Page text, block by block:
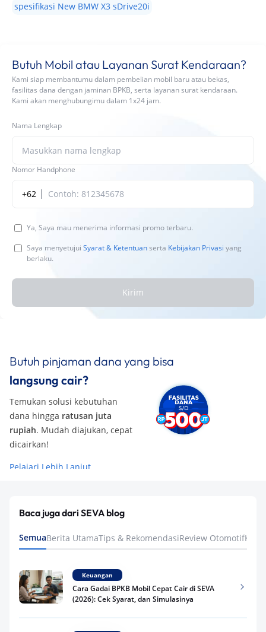
spesifikasi New BMW X3 sDrive20i
Butuh Mobil atau Layanan Surat Kendaraan?
Kami siap membantumu dalam pembelian mobil baru atau bekas,
fasilitas dana dengan jaminan BPKB, serta layanan surat kendaraan.
Kami akan menghubungimu dalam 1x24 jam.
Nama Lengkap
Nomor Handphone
+62
Ya, Saya mau menerima informasi promo terbaru.
Saya menyetujui Syarat & Ketentuanserta Kebijakan Privasi yang
berlaku.
Kirim
Butuh pinjaman dana yang bisa
langsung cair?
Temukan solusi kebutuhan
dana hingga ratusan juta
rupiah. Mudah diajukan, cepat
dicairkan!
Pelajari Lebih Lanjut
Baca juga dari SEVA blog
SemuaBerita UtamaTips & RekomendasiReview Otomotif
Keuangan
Cara Gadai BPKB Mobil Cepat Cair di SEVA
(2026): Cek Syarat, dan Simulasinya